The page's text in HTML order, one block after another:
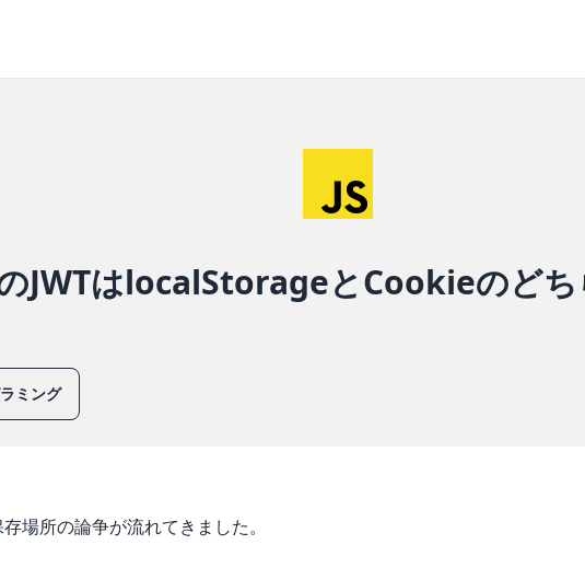
JWTはlocalStorageとCookieのど
ミング
場所の論争が流れてきました。